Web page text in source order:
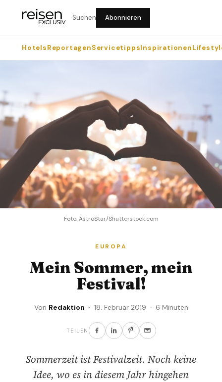
Suchen Abonnieren
HotelsReportagenServicetippsInspirationen
Foto: AstroStar/Shutterstock.com
EUROPA
Mein Sommer, mein
Festival!
Von Redaktion · 18. Februar 2019 · 6 Minuten
TEILEN
Sommerzeit ist Festivalzeit. Noch keine
Idee, wo es in diesem Jahr hingehen